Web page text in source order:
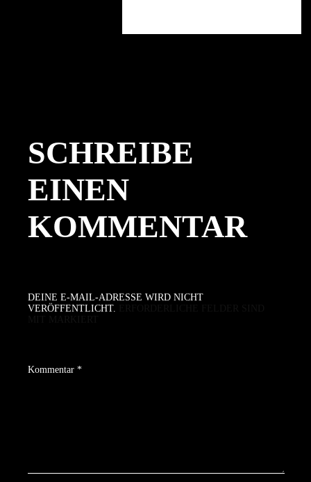
SCHREIBE
EINEN
KOMMENTAR
DEINE E-MAIL-ADRESSE WIRD NICHT
VERÖFFENTLICHT.
Kommentar *